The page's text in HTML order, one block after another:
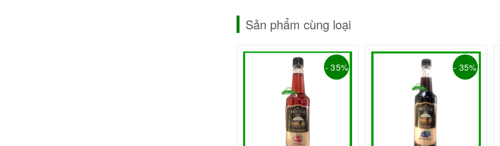
Sản phẩm cùng loại
- 35% - 35%